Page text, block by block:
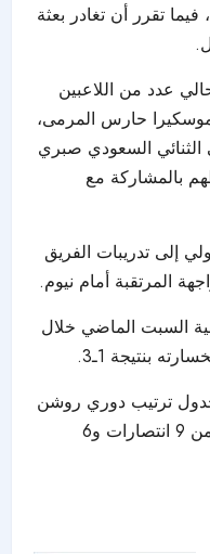
فيما تقرر أن تغادر بعثة
عدد من اللاعبين
موسكيرا حارس المرمى،
الثنائي السعودي صبري
بالمشاركة مع
إلى تدريبات الفريق
المرتقبة أمام نيوم.
السبت الماضي خلال
بنتيجة 1ـ3.
جدول ترتيب دوري روشن
السعودي برصيد 33 نقطة، جمعها من 9 انتصارات و6